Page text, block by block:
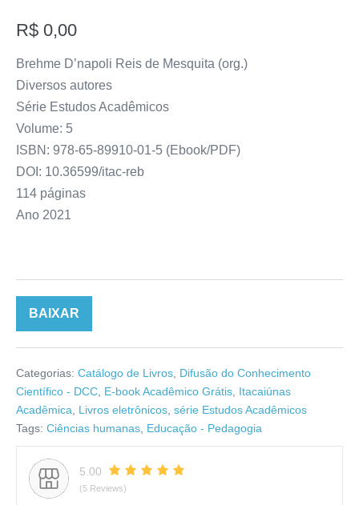
R$ 0,00
Brehme D’napoli Reis de Mesquita (org.)
Diversos autores
Série Estudos Acadêmicos
Volume: 5
ISBN: 978-65-89910-01-5 (Ebook/PDF)
DOI: 10.36599/itac-reb
114 páginas
Ano 2021
BAIXAR
Categorias: Catálogo de Livros, Difusão do Conhecimento
Científico - DCC, E-book Acadêmico Grátis, Itacaiúnas
Acadêmica, Livros eletrônicos, série Estudos Acadêmicos
Tags: Ciências humanas, Educação - Pedagogia
5.00
(5 Reviews)